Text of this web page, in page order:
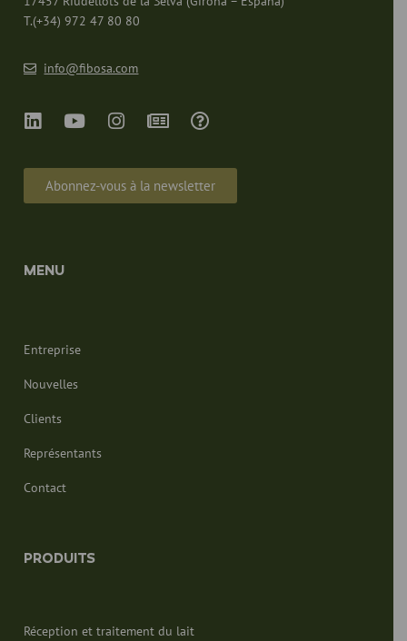
T.(+34) 972 47 80 80
info@fibosa.com
Abonnez-vous à la newsletter
MENU
Entreprise
Nouvelles
Clients
Représentants
Contact
PRODUITS
Réception et traitement du lait
J'ai lu et j'accepte les traitements